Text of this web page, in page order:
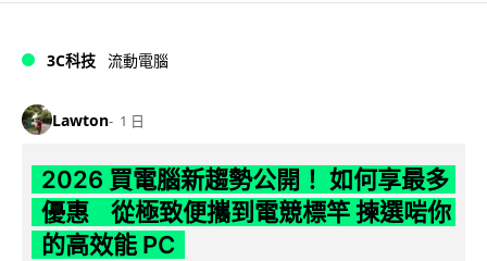
3C科技 流動電腦
Lawton 1 日
2026 買電腦新趨勢公開！ 如何享最多
優惠 從極致便攜到電競標竿 揀選啱你
的高效能 PC